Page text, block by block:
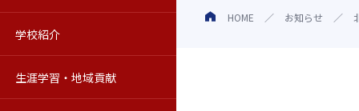
学校紹介
生涯学習・地域貢献
HOME お知らせ